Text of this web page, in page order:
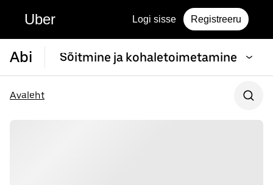
Uber Logi sisse Registreeru
Abi Sõitmine ja kohaletoimetamine
Avaleht